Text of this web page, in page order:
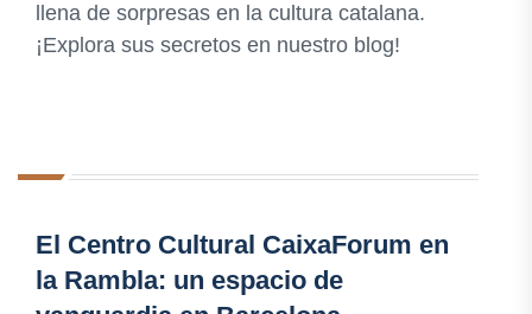
llena de sorpresas en la cultura catalana.
¡Explora sus secretos en nuestro blog!
El Centro Cultural CaixaForum en
la Rambla: un espacio de